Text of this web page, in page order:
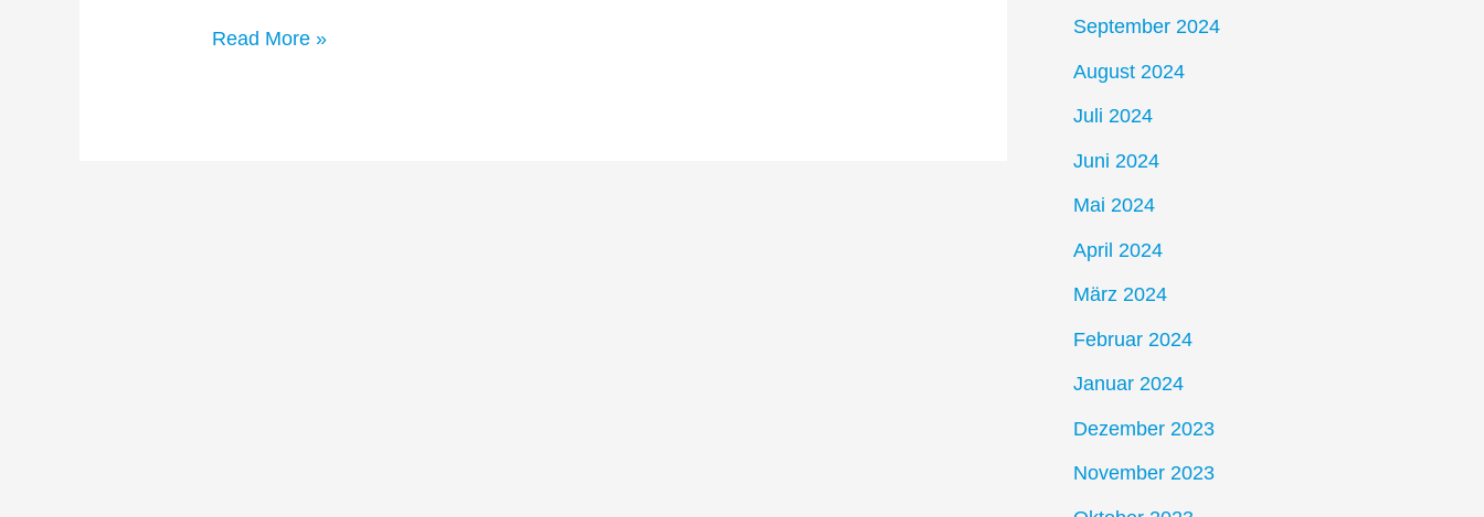
Digitaler
Read More »
September 2024
August 2024
Juli 2024
Juni 2024
Mai 2024
April 2024
März 2024
Februar 2024
Januar 2024
Dezember 2023
November 2023